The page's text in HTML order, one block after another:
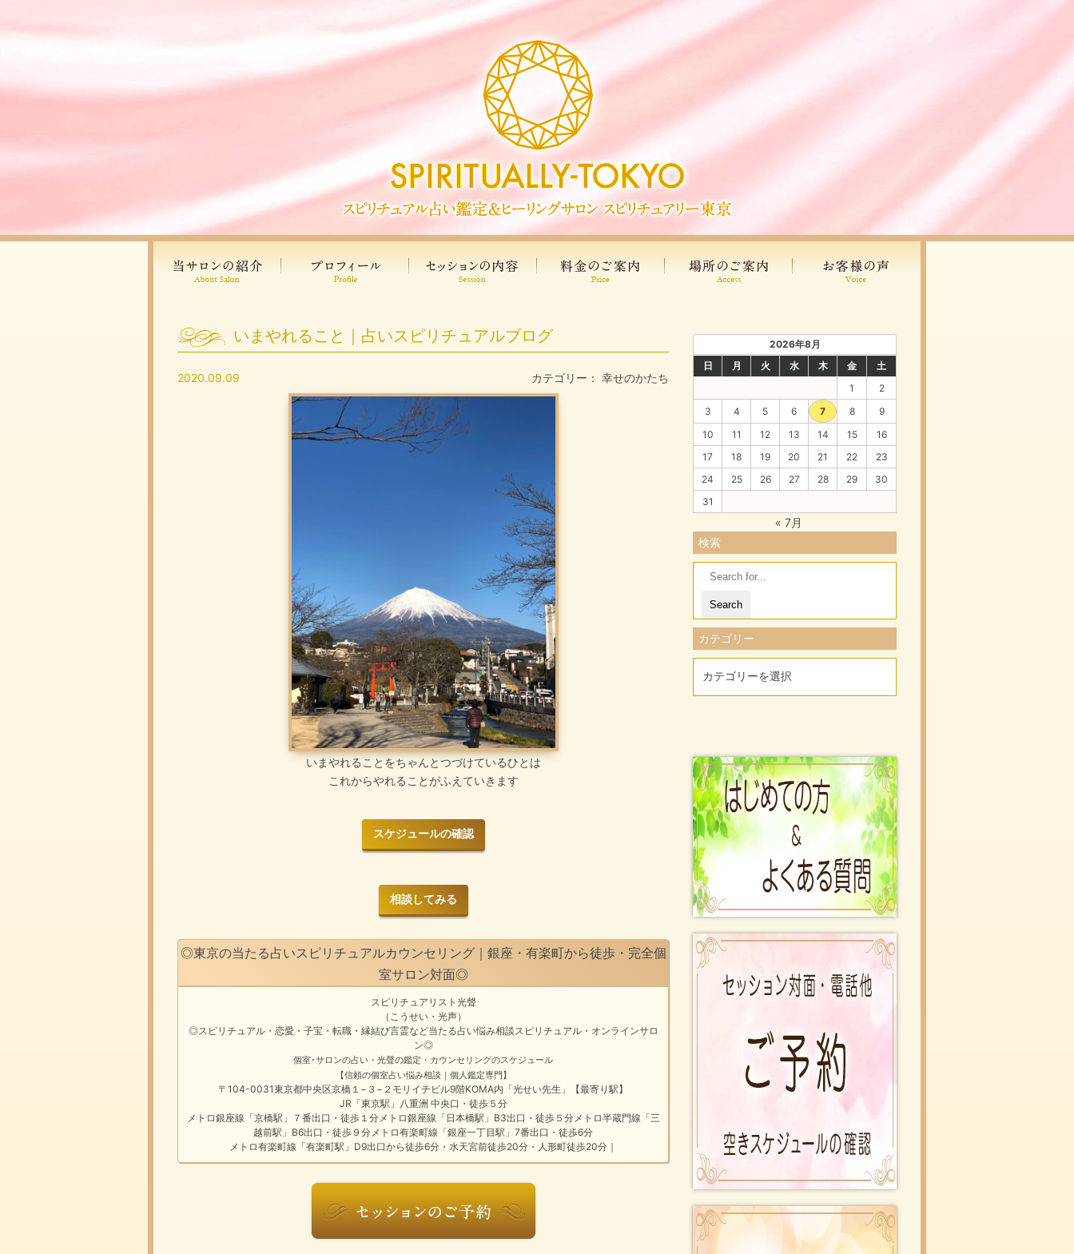
いまやれること｜占いスピリチュアルブログ
カテゴリー： 幸せのかたち
2020.09.09
いまやれることをちゃんとつづけているひとは
これからやれることがふえていきます
スケジュールの確認
相談してみる
◎東京の当たる占いスピリチュアルカウンセリング｜銀座・有楽町から徒歩・完全個
室サロン対面◎
スピリチュアリスト光聲
（こうせい・光声）
◎スピリチュアル・恋愛・子宝・転職・縁結び言霊など当たる占い悩み相談スピリチュアル・オンラインサロ
ン◎
個室･サロンの占い・光聲の鑑定・カウンセリングのスケジュール
【信頼の個室占い悩み相談｜個人鑑定専門】
〒104-0031東京都中央区京橋１−３−２モリイチビル9階KOMA内「光せい先生」【最寄り駅】
JR「東京駅」八重洲 中央口・徒歩５分
メトロ銀座線「京橋駅」７番出口・徒歩１分メトロ銀座線「日本橋駅」B3出口・徒歩５分メトロ半蔵門線「三
越前駅」B6出口・徒歩９分メトロ有楽町線「銀座一丁目駅」7番出口・徒歩6分
メトロ有楽町線「有楽町駅」D9出口から徒歩6分・水天宮前徒歩20分・人形町徒歩20分｜
2026年8月
日
月 火 水 木 金
土
1
2
3
4 5 6 7 8
9
10
11 12 13 14 15
16
17
18 19 20 21 22
23
24
25 26 27 28 29
30
31
« 7月
検索
Search
カテゴリー